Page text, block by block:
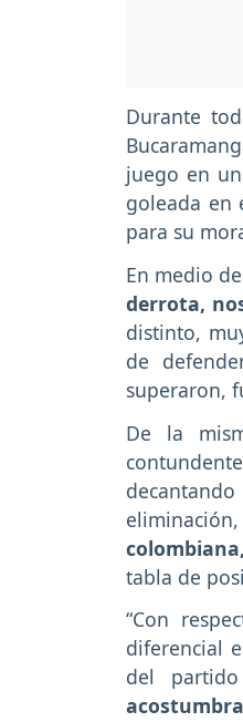
Durante
juego en
goleada en
para su
En medio
derrota,
distinto,
de
superaron,
De la
decantando
eliminación,
colombiana,
tabla de
“Con
diferencial
del